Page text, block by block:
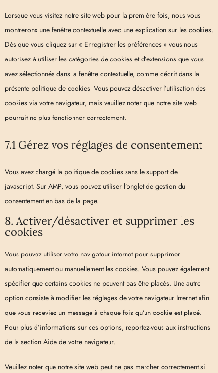
Lorsque vous visitez notre site web pour la première fois, nous vous
montrerons une fenêtre contextuelle avec une explication sur les cookies.
Dès que vous cliquez sur « Enregistrer les préférences » vous nous
autorisez à utiliser les catégories de cookies et d’extensions que vous
avez sélectionnés dans la fenêtre contextuelle, comme décrit dans la
présente politique de cookies. Vous pouvez désactiver l’utilisation des
cookies via votre navigateur, mais veuillez noter que notre site web
pourrait ne plus fonctionner correctement.
7.1 Gérez vos réglages de consentement
Vous avez chargé la politique de cookies sans le support de
javascript. Sur AMP, vous pouvez utiliser l’onglet de gestion du
consentement en bas de la page.
8. Activer/désactiver et supprimer les
cookies
Vous pouvez utiliser votre navigateur internet pour supprimer
automatiquement ou manuellement les cookies. Vous pouvez également
spécifier que certains cookies ne peuvent pas être placés. Une autre
option consiste à modifier les réglages de votre navigateur Internet afin
que vous receviez un message à chaque fois qu’un cookie est placé.
Pour plus d’informations sur ces options, reportez-vous aux instructions
de la section Aide de votre navigateur.
Veuillez noter que notre site web peut ne pas marcher correctement si